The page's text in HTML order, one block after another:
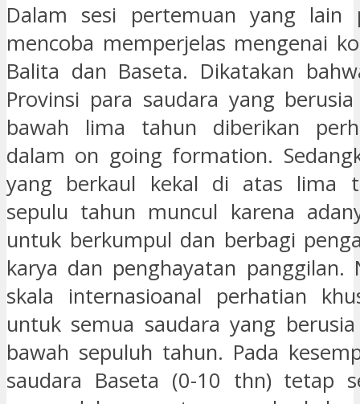
Dalam sesi pertemuan yang lain
mencoba memperjelas mengenai
Balita dan Baseta. Dikatakan
Provinsi para saudara yang
bawah lima tahun diberikan
dalam on going formation.
yang berkaul kekal di atas lima
sepulu tahun muncul karena
untuk berkumpul dan berbagi
karya dan penghayatan panggilan.
skala internasioanal perhatian
untuk semua saudara yang
bawah sepuluh tahun. Pada
saudara Baseta (0-10 thn) tetap